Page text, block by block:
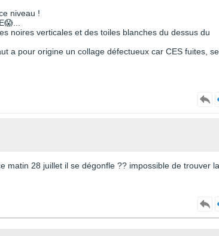
niveau !
noires verticales et des toiles blanches du dessus du
a pour origine un collage défectueux car CES fuites, se
matin 28 juillet il se dégonfle ?? impossible de trouver la